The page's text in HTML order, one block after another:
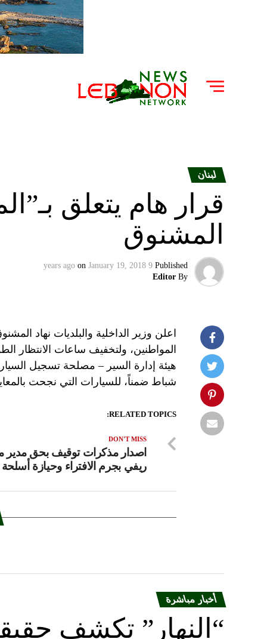
لبنان
قرار هام يتعلق
المشنوق
Published
9 years ago
on January 19, 2018
By
Editor
اعلن وزير الداخلية والبلديات نهاد
المواطنين، ولتخفيف ساعات الانتظار
هيئة إدارة السير – مصلحة تسجيل
شباط ضمناً، للسيارات التي نجحت بالمعاينة في 2016، وتلك
RELATED TOPICS:
DON'T MISS
اصدار مذكرات توقيف بحق مدير
ريفي بجرم الافتراء وحيازة أسلحة
أخبار مباشرة
“النهار” تكشف